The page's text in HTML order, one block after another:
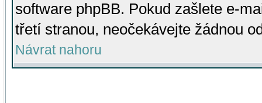
software phpBB. Pokud zašlete e-
třetí stranou, neočekávejte žádnou
Návrat nahoru